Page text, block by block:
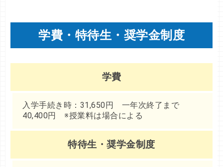
学費・特待生・奨学金制度
学費
入学手続き時：31,650円 一年次終了まで
40,400円 ※授業料は場合による
特待生・奨学金制度